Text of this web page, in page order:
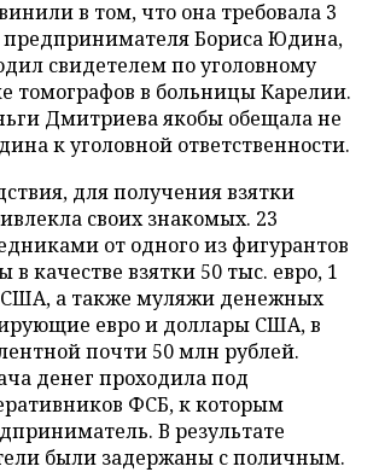
в том, что она требовала 3
предпринимателя Бориса Юдина,
свидетелем по уголовному
томографов в больницы Карелии.
Дмитриева якобы обещала не
к уголовной ответственности.
для получения взятки
своих знакомых. 23
от одного из фигурантов
качестве взятки 50 тыс. евро, 1
США, а также муляжи денежных
евро и доллары США, в
почти 50 млн рублей.
денег проходила под
ФСБ, к которым
В результате
были задержаны с поличным.